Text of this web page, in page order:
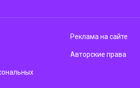
Реклама на сайте
Авторские права